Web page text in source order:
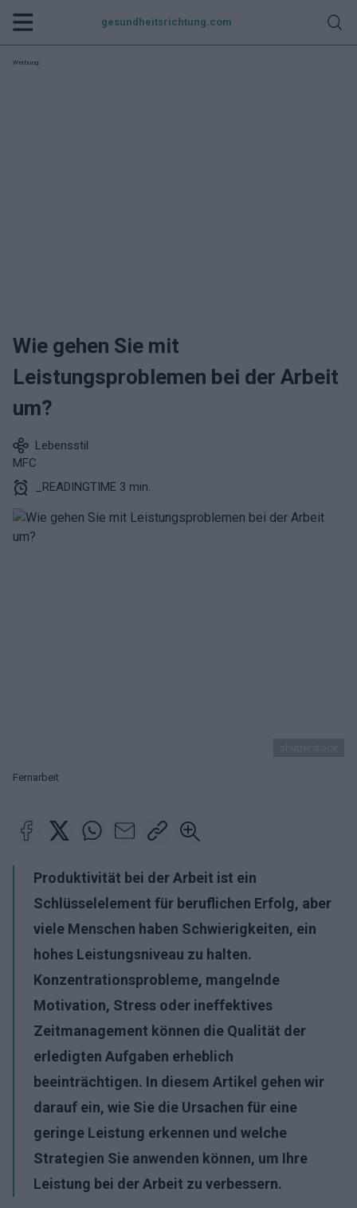
gesundheitsrichtung.com
Werbung:
Wie gehen Sie mit
Leistungsproblemen bei der Arbeit
um?
Lebensstil
MFC
_READINGTIME 3 min.
Fernarbeit
Produktivität bei der Arbeit ist ein
Schlüsselelement für beruflichen Erfolg, aber
viele Menschen haben Schwierigkeiten, ein
hohes Leistungsniveau zu halten.
Konzentrationsprobleme, mangelnde
Motivation, Stress oder ineffektives
Zeitmanagement können die Qualität der
erledigten Aufgaben erheblich
beeinträchtigen. In diesem Artikel gehen wir
darauf ein, wie Sie die Ursachen für eine
geringe Leistung erkennen und welche
Strategien Sie anwenden können, um Ihre
Leistung bei der Arbeit zu verbessern.